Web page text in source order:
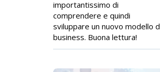
importantissimo di
comprendere e quindi
sviluppare un nuovo modello
business. Buona lettura!